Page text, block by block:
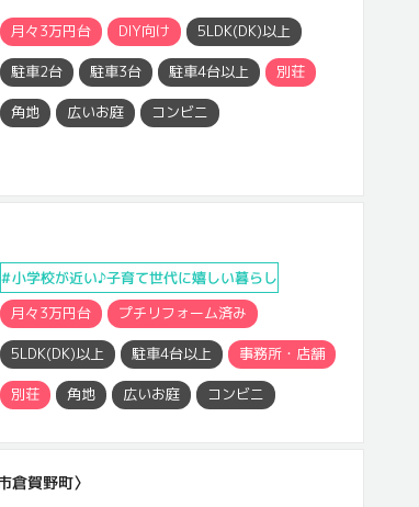
月々3万円台 DIY向け 5LDK(DK)以上
駐車2台 駐車3台 駐車4台以上 別荘
角地 広いお庭 コンビニ
小学校が近い♪子育て世代に嬉しい暮らし
月々3万円台 プチリフォーム済み
5LDK(DK)以上 駐車4台以上 事務所・店舗
別荘 角地 広いお庭 コンビニ
倉賀野町〉